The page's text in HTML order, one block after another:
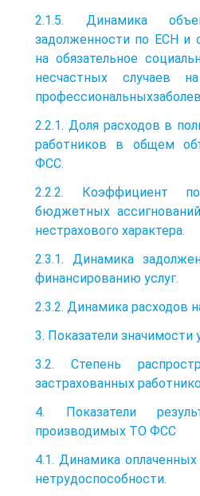
2.1.5. Динамика
задолженности по ЕСН и
на обязательное
несчастных случаев
2.2.1. Доля расходов в
работников в общем
ФСС.
2.2.2. Коэффициент
бюджетных
нестрахового характера.
2.3.1. Динамика
финансированию услуг.
2.3.2. Динамика расходов
3. Показатели значимости
3.2. Степень
застрахованных
4. Показатели
производимых ТО ФСС
4.1. Динамика
нетрудоспособности.